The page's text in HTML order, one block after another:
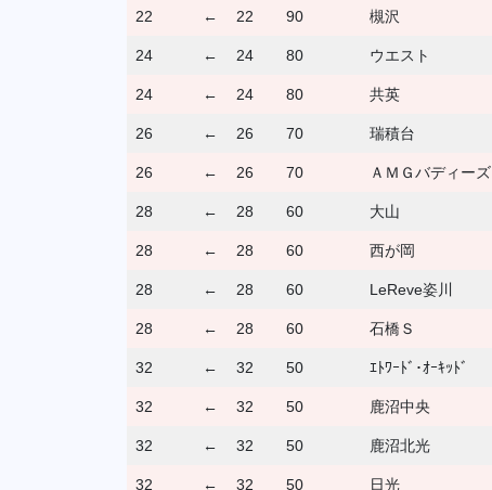
22 ← 22 90 槻沢
24 ← 24 80 ウエスト
24 ← 24 80 共英
26 ← 26 70 瑞積台
26 ← 26 70 ＡＭＧバディーズ
28 ← 28 60 大山
28 ← 28 60 西が岡
28 ← 28 60 LeReve姿川
28 ← 28 60 石橋Ｓ
32 ← 32 50 ｴﾄﾜｰﾄﾞ･ｵｰｷｯﾄﾞ
32 ← 32 50 鹿沼中央
32 ← 32 50 鹿沼北光
32 ← 32 50 日光